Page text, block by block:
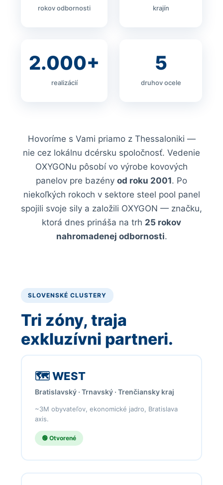
rokov odbornosti krajín
2.000+
realizácií
5
druhov ocele
Hovoríme s Vami priamo z Thessaloniki —
nie cez lokálnu dcérsku spoločnosť. Vedenie
OXYGONu pôsobí vo výrobe kovových
panelov pre bazény od roku 2001. Po
niekoľkých rokoch v sektore steel pool panel
spojili svoje sily a založili OXYGON — značku,
ktorá dnes prináša na trh 25 rokov
nahromadenej odbornosti.
SLOVENSKÉ CLUSTERY
Tri zóny, traja
exkluzívni partneri.
🗺️ WEST
Bratislavský · Trnavský · Trenčiansky kraj
~3M obyvateľov, ekonomické jadro, Bratislava
axis.
🟢 Otvorené